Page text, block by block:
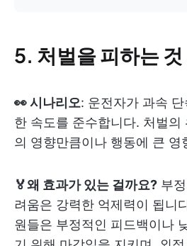
5. 처벌을 피하는 것
👀 시나리오: 운전자가 과속
한 속도를 준수합니다. 처벌의
의 영향만큼이나 행동에 큰 영
🏅왜 효과가 있는 걸까요? 부
려움은 강력한 억제력이 됩니
원들은 부정적인 피드백이나